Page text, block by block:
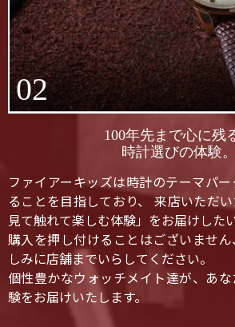
02
100年先まで心に残
時計選びの体験。
ファイアーキッズは時計のテーマパ
ることを目指しており、 来店いただ
見て触れて楽しむ体験」をお届けした
購入を押し付けることはございませ
しみに店舗までいらしてください。
個性豊かなウォッチメイト達が、あ
験をお届けいたします。